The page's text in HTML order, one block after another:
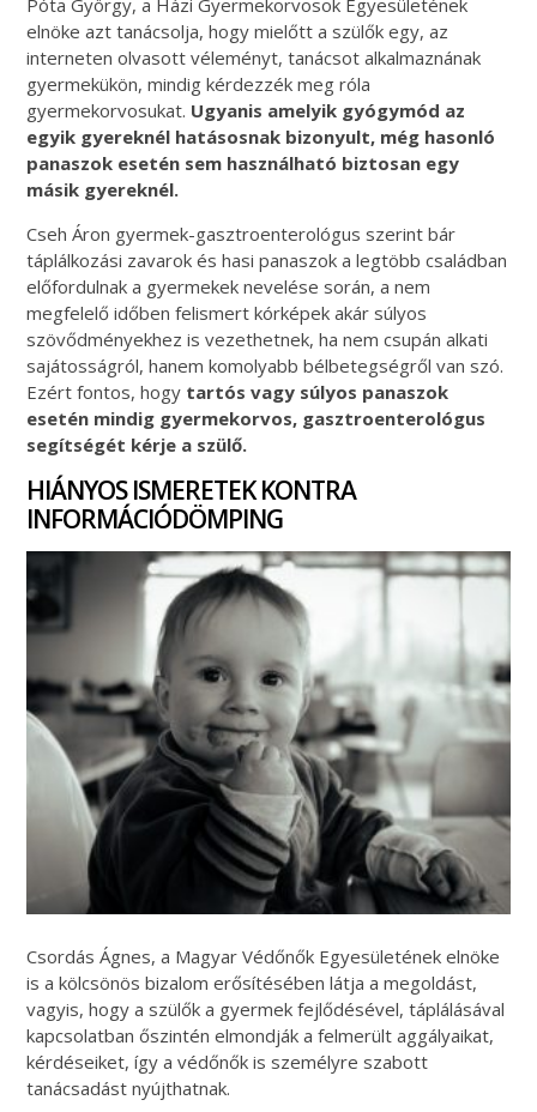
Póta György, a Házi Gyermekorvosok Egyesületének
elnöke azt tanácsolja, hogy mielőtt a szülők egy, az
interneten olvasott véleményt, tanácsot alkalmaznának
gyermekükön, mindig kérdezzék meg róla
gyermekorvosukat. Ugyanis amelyik gyógymód az
egyik gyereknél hatásosnak bizonyult, még hasonló
panaszok esetén sem használható biztosan egy
másik gyereknél.
Cseh Áron gyermek-gasztroenterológus szerint bár
táplálkozási zavarok és hasi panaszok a legtöbb családban
előfordulnak a gyermekek nevelése során, a nem
megfelelő időben felismert kórképek akár súlyos
szövődményekhez is vezethetnek, ha nem csupán alkati
sajátosságról, hanem komolyabb bélbetegségről van szó.
Ezért fontos, hogy tartós vagy súlyos panaszok
esetén mindig gyermekorvos, gasztroenterológus
segítségét kérje a szülő.
HIÁNYOS ISMERETEK KONTRA
INFORMÁCIÓDÖMPING
Csordás Ágnes, a Magyar Védőnők Egyesületének elnöke
is a kölcsönös bizalom erősítésében látja a megoldást,
vagyis, hogy a szülők a gyermek fejlődésével, táplálásával
kapcsolatban őszintén elmondják a felmerült aggályaikat,
kérdéseiket, így a védőnők is személyre szabott
tanácsadást nyújthatnak.